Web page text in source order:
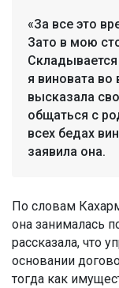
«За все это
Зато в мою
я виновата во
высказала
общаться с
всех бедах
заявила она.
По словам
она занималась
рассказала, что
основании
тогда как